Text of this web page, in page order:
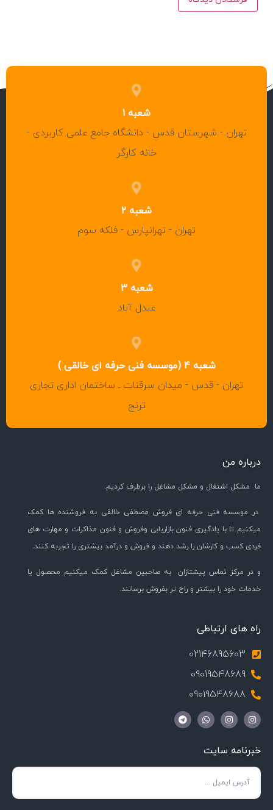
شعبه 1
تهران - شهرستان قدس - دانشگاه جامع علمی کاربردی -
خانه کارگر
شعبه 2
تهران - تهرانپارس - فلکه سوم
شعبه 3
عبدل آباد
شعبه 4 (موسسه فنی حرفه ای خالقی )
تهران - قدس - میدان سرقنات ـ ساختمان اداری تجاری
ترنج
درباره من
ما مشکل اشتغال و مشکل مشاغل را برطرف کردیم.
در موسسه فنی حرفه ای فروش مصطفی خالقی به فروشنده ها کمک
میکنیم تا با یادگیری فنون بازاریابی وفروش و فنون مذاکرات و مهارت های
فردی کسب و کارشان را رشد دهند و فروش و درآمد بیشتری را تجربه کنند.
و در مرکز تماس پیشتازان به صاحبین مشاغل کمک میکنیم محصول یا
خدمات خود را بیشتر و راح تر بفروش برسانند.
راه های ارتباطی
02146895603
09019548689
09019548688
خبرنامه سایت